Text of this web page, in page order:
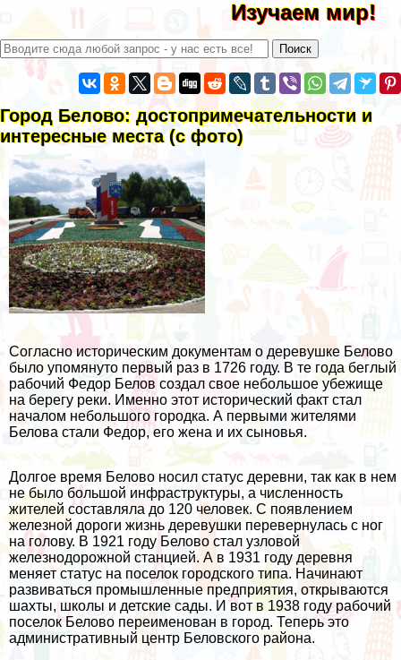
Изучаем мир!
Город Белово: достопримечательности и
интересные места (с фото)
Согласно историческим документам о деревушке Белово
было упомянуто первый раз в 1726 году. В те года беглый
рабочий Федор Белов создал свое небольшое убежище
на берегу реки. Именно этот исторический факт стал
началом небольшого городка. А первыми жителями
Белова стали Федор, его жена и их сыновья.
Долгое время Белово носил статус деревни, так как в нем
не было большой инфраструктуры, а численность
жителей составляла до 120 человек. С появлением
железной дороги жизнь деревушки перевернулась с ног
на голову. В 1921 году Белово стал узловой
железнодорожной станцией. А в 1931 году деревня
меняет статус на поселок городского типа. Начинают
развиваться промышленные предприятия, открываются
шахты, школы и детские сады. И вот в 1938 году рабочий
поселок Белово переименован в город. Теперь это
административный центр Беловского района.